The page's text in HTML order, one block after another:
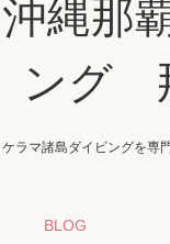
沖縄那
ング
ケラマ諸島ダイビングを専
BLOG